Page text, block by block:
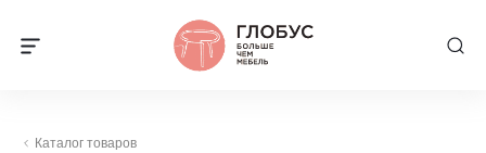
Каталог товаров